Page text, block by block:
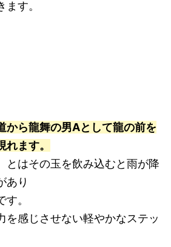
す。
から龍舞の男Aとして龍の前を
ます。
とはその玉を飲み込むと雨が降
あり
。
を感じさせない軽やかなステッ